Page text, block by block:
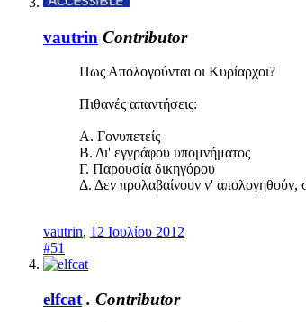
vautrin Contributor
Πως Απολογούνται οι Κυρίαρχοι?
Πιθανές απαντήσεις:
A. Γονυπετείς
Β. Δι' εγγράφου υπομνήματος
Γ. Παρουσία δικηγόρου
Δ. Δεν προλαβαίνουν ν' απολογηθούν,
vautrin, 12 Ιουλίου 2012
#51
elfcat . Contributor